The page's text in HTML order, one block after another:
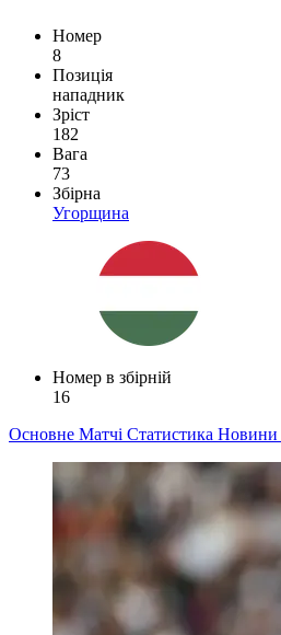
Номер
8
Позиція
нападник
Зріст
182
Вага
73
Збірна
Угорщина
Номер в збірній
16
Основне Матчі Статистика Новини